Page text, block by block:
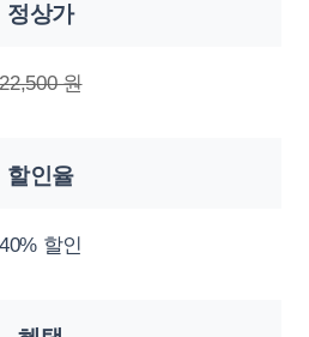
정상가
22,500 원
할인율
40% 할인